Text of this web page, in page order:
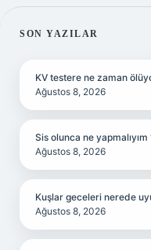
SIDEBAR
SON YAZILAR
KV testere ne zaman
Ağustos 8, 2026
Sis olunca ne yapmalıyım
Ağustos 8, 2026
Kuşlar geceleri nerede
Ağustos 8, 2026